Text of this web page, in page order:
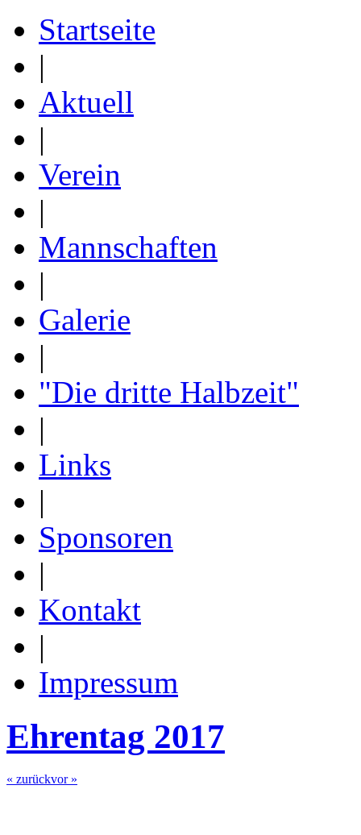
Startseite
|
Aktuell
|
Verein
|
Mannschaften
|
Galerie
|
"Die dritte Halbzeit"
|
Links
|
Sponsoren
|
Kontakt
|
Impressum
Ehrentag 2017
« zurückvor »